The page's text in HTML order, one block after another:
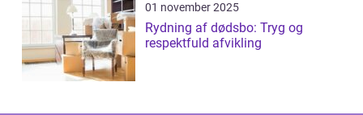
01 november 2025
Rydning af dødsbo: Tryg og
respektfuld afvikling